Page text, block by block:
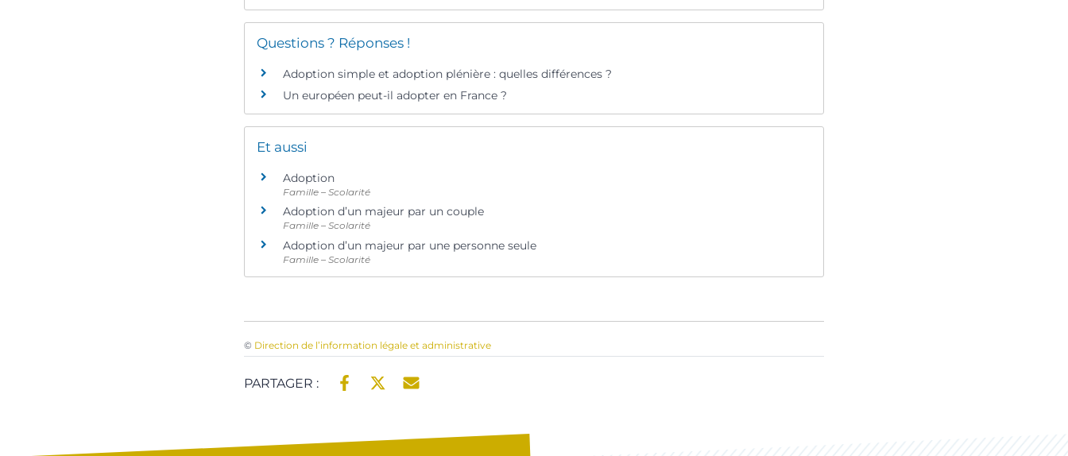
Questions ? Réponses !
Adoption simple et adoption plénière : quelles différences ?
Un européen peut-il adopter en France ?
Et aussi
Adoption
Famille – Scolarité
Adoption d’un majeur par un couple
Famille – Scolarité
Adoption d’un majeur par une personne seule
Famille – Scolarité
© Direction de l’information légale et administrative
PARTAGER :